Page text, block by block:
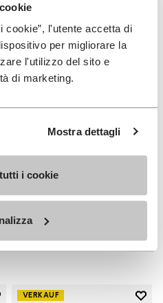
cookie”, l'utente accetta di
per migliorare la
l'utilizzo del sito e
di marketing.
Mostra dettagli
i cookie
Groundsplay
Price reduced from
160,00to
80,00
to wishlist
VERKAUF
Add